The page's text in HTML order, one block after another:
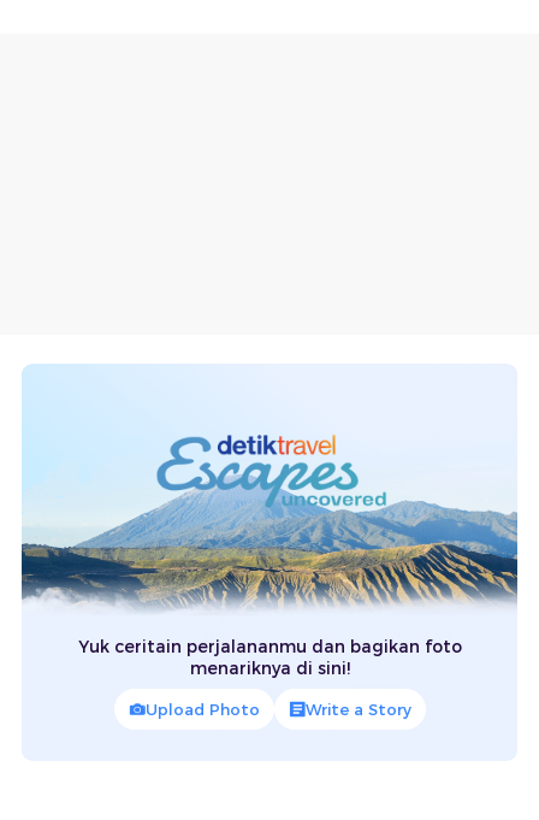
Yuk ceritain perjalananmu dan bagikan foto
menariknya di sini!
Upload Photo Write a Story